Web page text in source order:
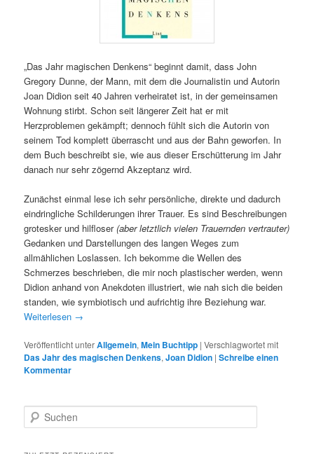
„Das Jahr magischen Denkens“ beginnt damit, dass John
Gregory Dunne, der Mann, mit dem die Journalistin und Autorin
Joan Didion seit 40 Jahren verheiratet ist, in der gemeinsamen
Wohnung stirbt. Schon seit längerer Zeit hat er mit
Herzproblemen gekämpft; dennoch fühlt sich die Autorin von
seinem Tod komplett überrascht und aus der Bahn geworfen. In
dem Buch beschreibt sie, wie aus dieser Erschütterung im Jahr
danach nur sehr zögernd Akzeptanz wird.
Zunächst einmal lese ich sehr persönliche, direkte und dadurch
eindringliche Schilderungen ihrer Trauer. Es sind Beschreibungen
grotesker und hilfloser(aber letztlich vielen Trauernden vertrauter)
Gedanken und Darstellungen des langen Weges zum
allmählichen Loslassen. Ich bekomme die Wellen des
Schmerzes beschrieben, die mir noch plastischer werden, wenn
Didion anhand von Anekdoten illustriert, wie nah sich die beiden
standen, wie symbiotisch und aufrichtig ihre Beziehung war.
Weiterlesen →
Veröffentlicht unterAllgemein,Mein Buchtipp |Verschlagwortet mit
Das Jahr des magischen Denkens,Joan Didion |Schreibe einen
Kommentar
u